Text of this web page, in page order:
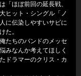
「ほぼ前回の延長戦、
ヒット・シングル「ノ
に伝染しやすいサビに
た。
たちのバンドのメッセ
みなんか考えてほしく
ドラマーのクリス・カ